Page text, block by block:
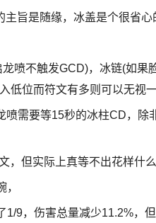
旨是随缘，冰盖是个很省心
喷不触发GCD)，冰链(如果
低位而符文有多则可以无视
需要等15秒的冰柱CD，除
但实际上真等不出花样什么
9，伤害总量减少11.2%，